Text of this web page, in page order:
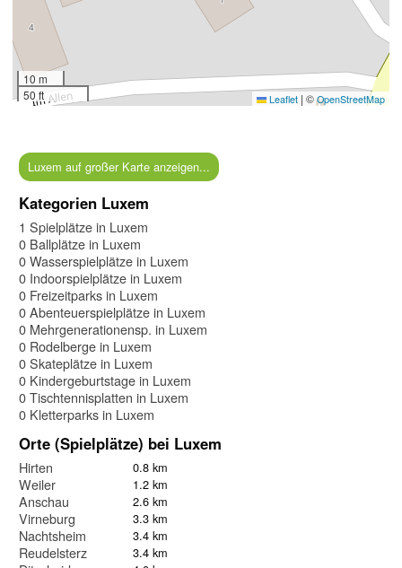
10 m
50 ft
Leaflet | ©OpenStreetMap
Luxem auf großer Karte anzeigen...
Kategorien Luxem
1 Spielplätze in Luxem
0 Ballplätze in Luxem
0 Wasserspielplätze in Luxem
0 Indoorspielplätze in Luxem
0 Freizeitparks in Luxem
0 Abenteuerspielplätze in Luxem
0 Mehrgenerationensp. in Luxem
0 Rodelberge in Luxem
0 Skateplätze in Luxem
0 Kindergeburtstage in Luxem
0 Tischtennisplatten in Luxem
0 Kletterparks in Luxem
Orte (Spielplätze) bei Luxem
Hirten 0.8 km
Weiler 1.2 km
Anschau 2.6 km
Virneburg 3.3 km
Nachtsheim 3.4 km
Reudelsterz 3.4 km